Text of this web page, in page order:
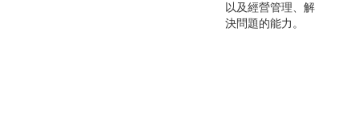
以及經營管理、解
決問題的能力。